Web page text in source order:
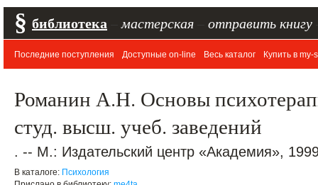
§ библиотека мастерская отправить книгу
Последние поступления Доступные on-line Весь каталог Купить в my-
Романин А.Н. Основы
студ. высш. учеб. заведений
. -- М.: Издательский центр «Академия»,
В каталоге: Психология